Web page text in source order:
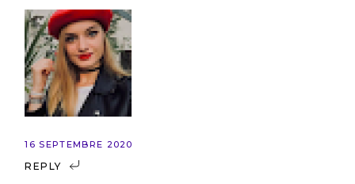
16 SEPTEMBRE 2020
REPLY